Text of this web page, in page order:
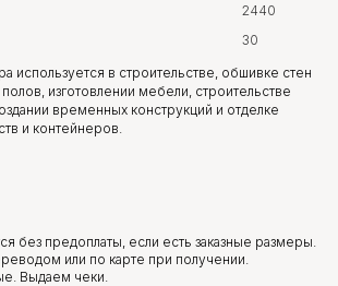
2440
30
используется в строительстве, обшивке стен
изготовлении мебели, строительстве
временных конструкций и отделке
и контейнеров.
без предоплаты, если есть заказные размеры.
или по карте при получении.
Выдаем чеки.